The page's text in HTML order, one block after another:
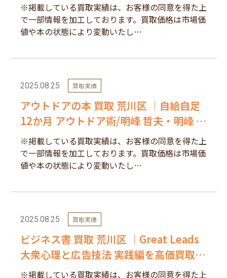
※掲載している買取実績は、お客様の同意を得た上
で一部情報を加工しております。買取価格は市場価
値や本の状態により変動いたし…
2025.08.25 買取実績
アウトドアの本 買取 荒川区 ｜自給自足
12か月 アウトドア術/明峰 哲夫・明峰 惇
子を高価買取しました。
※掲載している買取実績は、お客様の同意を得た上
で一部情報を加工しております。買取価格は市場価
値や本の状態により変動いたし…
2025.08.25 買取実績
ビジネス書 買取 荒川区 ｜Great Leads
大衆心理と広告技法 実践編を高価買取し
ました。
※掲載している買取実績は、お客様の同意を得た上